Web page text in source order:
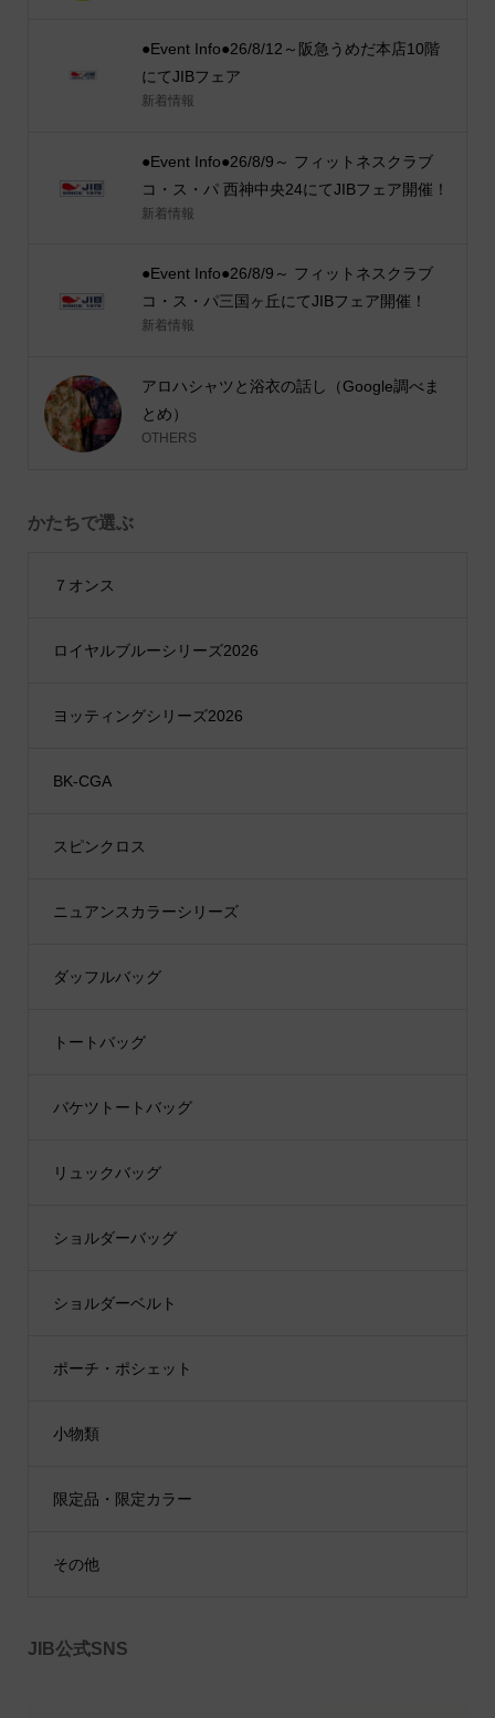
●Event Info●26/8/12～阪急うめだ本店10階
にてJIBフェア
新着情報
●Event Info●26/8/9～ フィットネスクラブ
コ・ス・パ 西神中央24にてJIBフェア開催！
新着情報
●Event Info●26/8/9～ フィットネスクラブ
コ・ス・パ三国ヶ丘にてJIBフェア開催！
新着情報
アロハシャツと浴衣の話し（Google調べま
とめ）
OTHERS
かたちで選ぶ
７オンス
ロイヤルブルーシリーズ2026
ヨッティングシリーズ2026
BK-CGA
スピンクロス
ニュアンスカラーシリーズ
ダッフルバッグ
トートバッグ
バケツトートバッグ
リュックバッグ
ショルダーバッグ
ショルダーベルト
ポーチ・ポシェット
小物類
限定品・限定カラー
その他
JIB公式SNS